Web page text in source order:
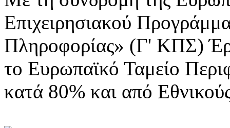
Επιχειρησιακού
Πληροφορίας» (Γ' ΚΠΣ)
το Ευρωπαϊκό Ταμείο
κατά 80% και από